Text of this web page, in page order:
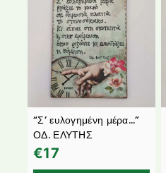
“Σ’ ευλογημένη μέρα…”
ΟΔ. ΕΛΥΤΗΣ
€17